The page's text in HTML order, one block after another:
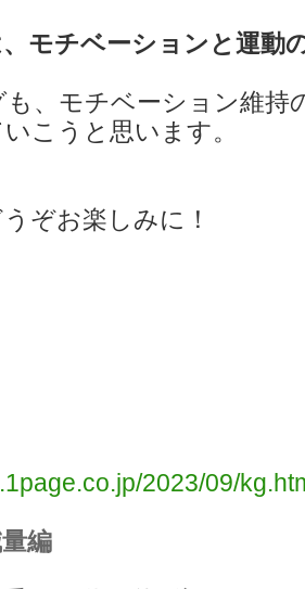
モチベーションと運動
も、モチベーション維持
こうと思います。
ぞお楽しみに！
2023/09/
編